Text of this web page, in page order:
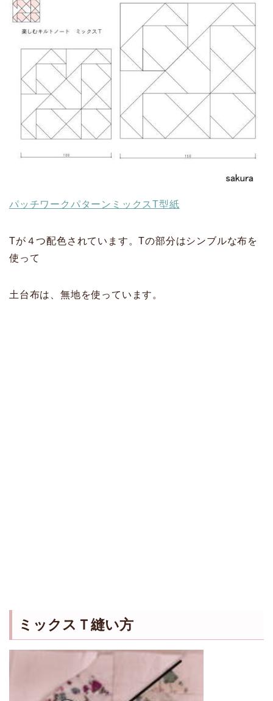
パッチワークパターンミックスT型紙
Tが４つ配色されています。Tの部分はシンブルな布を
使って
土台布は、無地を使っています。
ミックスＴ縫い方